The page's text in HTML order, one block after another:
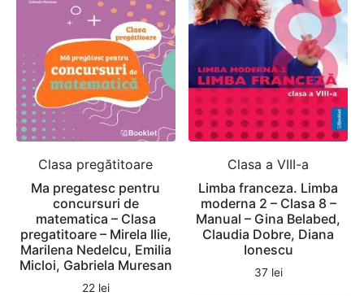
Clasa pregătitoare
Ma pregatesc pentru
concursuri de
matematica – Clasa
pregatitoare – Mirela Ilie,
Marilena Nedelcu, Emilia
Micloi, Gabriela Muresan
22 lei
Clasa a VIII-a
Limba franceza. Limba
moderna 2 – Clasa 8 –
Manual – Gina Belabed,
Claudia Dobre, Diana
Ionescu
37 lei